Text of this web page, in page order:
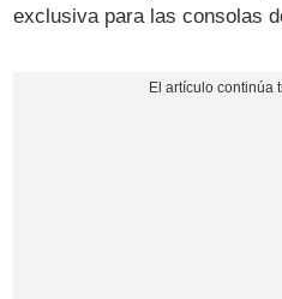
exclusiva para las consolas